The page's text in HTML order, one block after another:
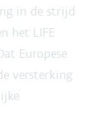
in de strijd
het LIFE
Europese
versterking